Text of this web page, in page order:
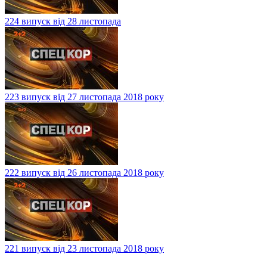
224 випуск від 28 листопада
223 випуск від 27 листопада 2018 року
222 випуск від 26 листопада 2018 року
221 випуск від 23 листопада 2018 року